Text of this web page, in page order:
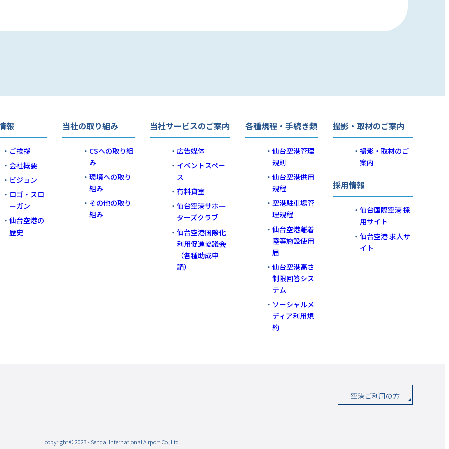
報
ご挨拶
会社概要
ビジョン
ロゴ・スロ
ーガン
仙台空港の
歴史
当社の取り組み
CSへの取り組
み
環境への取り
組み
その他の取り
組み
当社サービスのご案内
広告媒体
イベントスペー
ス
有料貸室
仙台空港サポー
ターズクラブ
仙台空港国際化
利用促進協議会
（各種助成申
請）
各種規程・手続き類
仙台空港管理
規則
仙台空港供用
規程
空港駐車場管
理規程
仙台空港離着
陸等施設使用
届
仙台空港高さ
制限回答シス
テム
ソーシャルメ
ディア利用規
約
撮影・取材のご案内
撮影・取材のご
案内
採用情報
仙台国際空港 採
用サイト
仙台空港 求人サ
イト
空港ご利用の方
copyright © 2023 - Sendai International Airport Co.,Ltd.